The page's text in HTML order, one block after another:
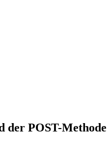
der POST-Methode